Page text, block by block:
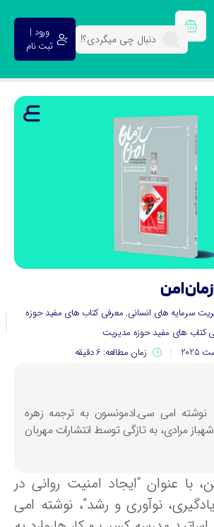
ورود |
ثبت نام
امن
های انسانی,معرفی کتاب های مفید حوزه
های مفید حوزه مدیریت
زمان مطالعه: 6 دقیقه
امی سی.ادمونسون به ترجمه زهره
به تازگی توسط انتشارات مهربان
عنوان “ایجاد امنیت روانی در
نوآوری و رشد”، نوشته امی